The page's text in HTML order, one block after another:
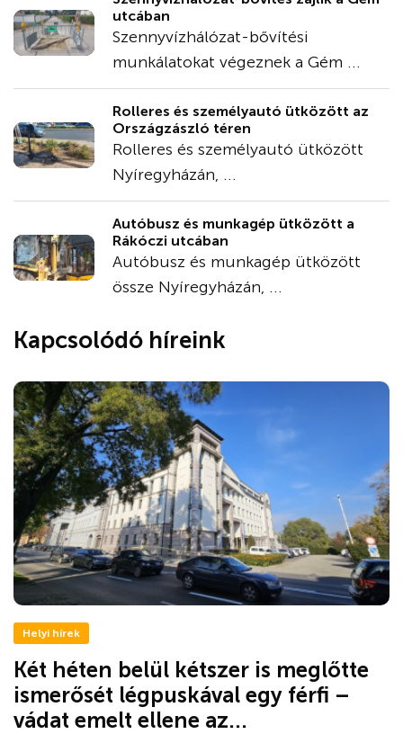
utcában
Szennyvízhálózat-bővítési
munkálatokat végeznek a Gém ...
Rolleres és személyautó ütközött az
Országzászló téren
Rolleres és személyautó ütközött
Nyíregyházán, ...
Autóbusz és munkagép ütközött a
Rákóczi utcában
Autóbusz és munkagép ütközött
össze Nyíregyházán, ...
Kapcsolódó híreink
Helyi hírek
Két héten belül kétszer is meglőtte
ismerősét légpuskával egy férfi –
vádat emelt ellene az...